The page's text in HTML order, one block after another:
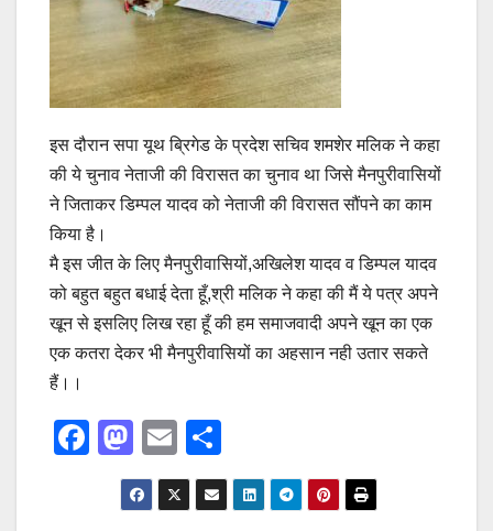
इस दौरान सपा यूथ ब्रिगेड के प्रदेश सचिव शमशेर मलिक ने कहा
की ये चुनाव नेताजी की विरासत का चुनाव था जिसे मैनपुरीवासियों
ने जिताकर डिम्पल यादव को नेताजी की विरासत सौंपने का काम
किया है।
मै इस जीत के लिए मैनपुरीवासियों,अखिलेश यादव व डिम्पल यादव
को बहुत बहुत बधाई देता हूँ,श्री मलिक ने कहा की मैं ये पत्र अपने
खून से इसलिए लिख रहा हूँ की हम समाजवादी अपने खून का एक
एक कतरा देकर भी मैनपुरीवासियों का अहसान नही उतार सकते
हैं।।
F
M
a
st
E
m
ail
h
ar